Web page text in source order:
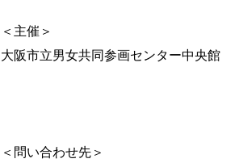
＜主催＞
大阪市立男女共同参画センター中央館
＜問い合わせ先＞